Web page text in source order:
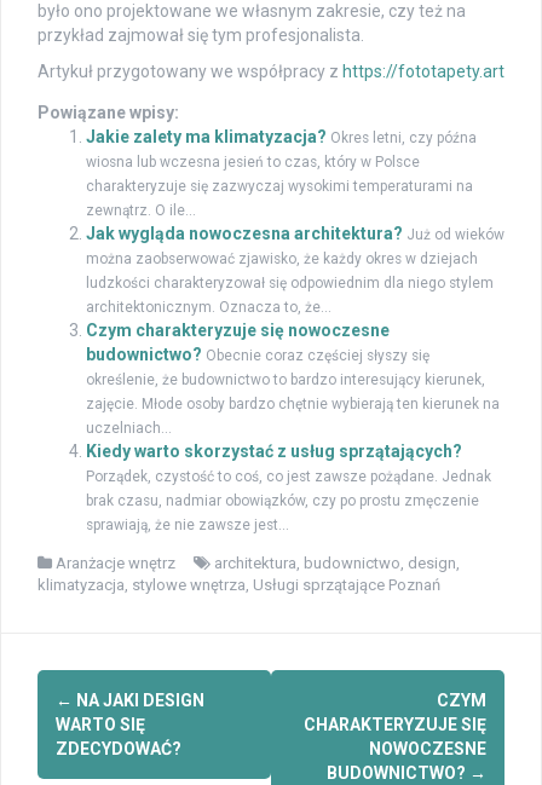
było ono projektowane we własnym zakresie, czy też na
przykład zajmował się tym profesjonalista.
Artykuł przygotowany we współpracy z https://fototapety.art
Powiązane wpisy:
Jakie zalety ma klimatyzacja? Okres letni, czy późna
wiosna lub wczesna jesień to czas, który w Polsce
charakteryzuje się zazwyczaj wysokimi temperaturami na
zewnątrz. O ile...
Jak wygląda nowoczesna architektura? Już od wieków
można zaobserwować zjawisko, że każdy okres w dziejach
ludzkości charakteryzował się odpowiednim dla niego stylem
architektonicznym. Oznacza to, że...
Czym charakteryzuje się nowoczesne
budownictwo? Obecnie coraz częściej słyszy się
określenie, że budownictwo to bardzo interesujący kierunek,
zajęcie. Młode osoby bardzo chętnie wybierają ten kierunek na
uczelniach...
Kiedy warto skorzystać z usług sprzątających?
Porządek, czystość to coś, co jest zawsze pożądane. Jednak
brak czasu, nadmiar obowiązków, czy po prostu zmęczenie
sprawiają, że nie zawsze jest...
Aranżacje wnętrz architektura, budownictwo, design,
klimatyzacja, stylowe wnętrza, Usługi sprzątające Poznań
Zobacz
wpisy
← NA JAKI DESIGN
WARTO SIĘ
ZDECYDOWAĆ?
CZYM
CHARAKTERYZUJE SIĘ
NOWOCZESNE
BUDOWNICTWO? →